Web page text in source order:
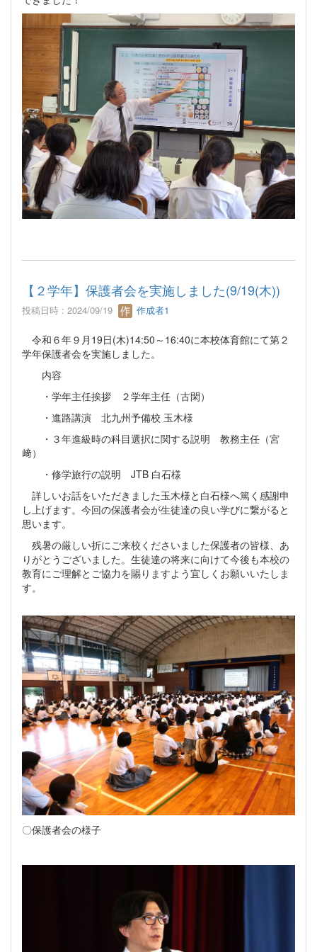
【２学年】保護者会を実施しました(9/19(木))
投稿日時 : 2024/09/19 作成者1
令和６年９月19日(木)14:50～16:40に本校体育館にて第２
学年保護者会を実施しました。
内容
・学年主任挨拶 ２学年主任（古閑）
・進路講演 北九州予備校 玉木様
・３年進級時の科目選択に関する説明 教務主任（宮
﨑）
・修学旅行の説明 JTB 白石様
詳しいお話をいただきました玉木様と白石様へ篤く感謝申
し上げます。今回の保護者会が生徒達の良い学びに繋がると
思います。
残暑の厳しい折にご来校くださいました保護者の皆様、あ
りがとうございました。生徒達の将来に向けて今後も本校の
教育にご理解とご協力を賜りますよう宜しくお願いいたしま
す。
〇保護者会の様子